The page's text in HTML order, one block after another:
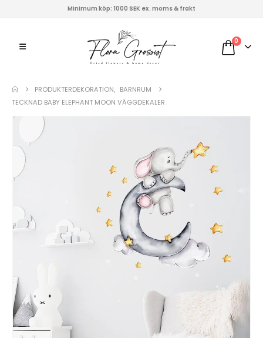
Minimum köp: 1000 SEK ex. moms & frakt
0
PRODUKTERDEKORATION, BARNRUM
TECKNAD BABY ELEPHANT MOON VÄGGDEKALER